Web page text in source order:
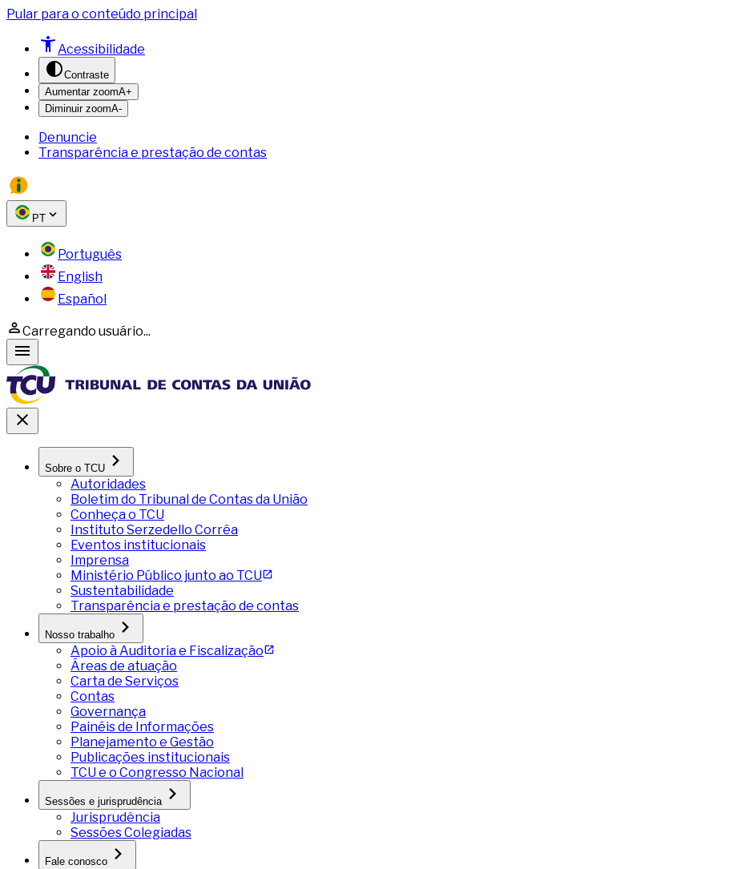
Pular para o conteúdo principal
Acessibilidade
Contraste
Aumentar zoomA+
Diminuir zoomA-
Denuncie
Transparência e prestação de contas
PT
Português
English
Español
Carregando usuário...
Sobre o TCU
Autoridades
Boletim do Tribunal de Contas da União
Conheça o TCU
Instituto Serzedello Corrêa
Eventos institucionais
Imprensa
Ministério Público junto ao TCU
Sustentabilidade
Transparência e prestação de contas
Nosso trabalho
Apoio à Auditoria e Fiscalização
Áreas de atuação
Carta de Serviços
Contas
Governança
Painéis de Informações
Planejamento e Gestão
Publicações institucionais
TCU e o Congresso Nacional
Sessões e jurisprudência
Jurisprudência
Sessões Colegiadas
Fale conosco